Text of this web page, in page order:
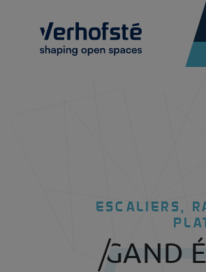
ESCALIERS,
GAND